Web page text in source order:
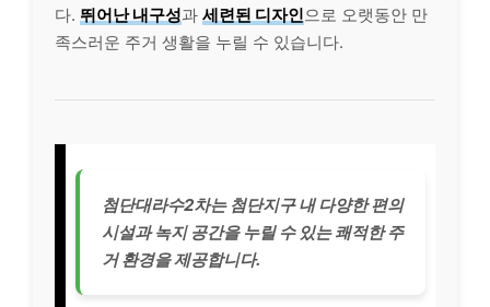
다. 뛰어난 내구성과 세련된 디자인으로 오랫동안 만
족스러운 주거 생활을 누릴 수 있습니다.
첨단대라수2차는 첨단지구 내 다양한 편의
시설과 녹지 공간을 누릴 수 있는 쾌적한 주
거 환경을 제공합니다.